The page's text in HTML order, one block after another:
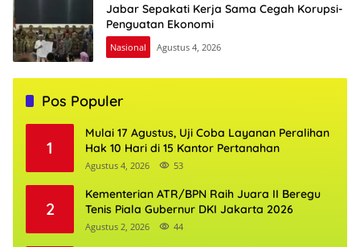
Jabar Sepakati Kerja Sama Cegah Korupsi-
Penguatan Ekonomi
Nasional Agustus 4, 2026
Pos Populer
1
Mulai 17 Agustus, Uji Coba Layanan Peralihan
Hak 10 Hari di 15 Kantor Pertanahan
Agustus 4, 2026 53
2
Kementerian ATR/BPN Raih Juara II Beregu
Tenis Piala Gubernur DKI Jakarta 2026
Agustus 2, 2026 44